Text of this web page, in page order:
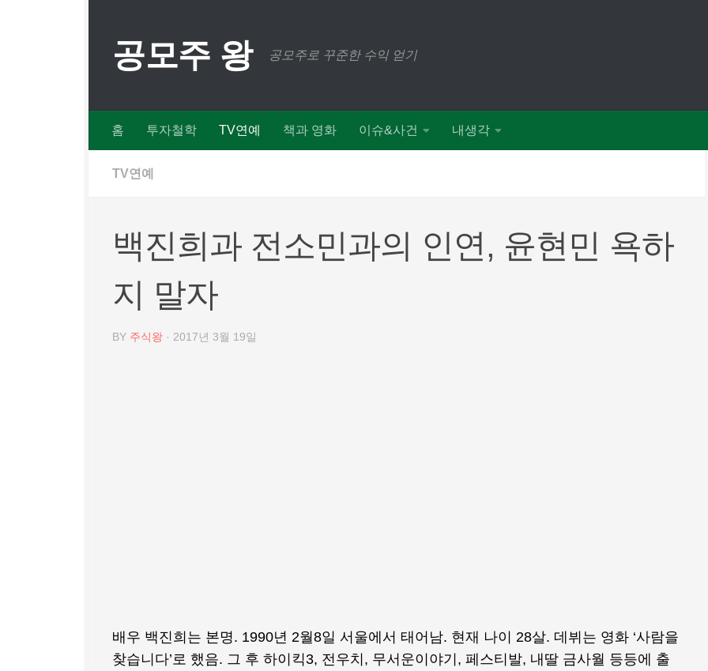
공모주 왕 공모주로 꾸준한 수익 얻기
홈 투자철학 TV연예 책과 영화 이슈&사건 내생각
TV연예
백진희과 전소민과의 인연, 윤현민 욕하
지 말자
BY 주식왕 · 2017년 3월 19일
배우 백진희는 본명. 1990년 2월8일 서울에서 태어남. 현재 나이 28살. 데뷔는 영화 ‘사람을
찾습니다’로 했음. 그 후 하이킥3, 전우치, 무서운이야기, 페스티발, 내딸 금사월 등등에 출